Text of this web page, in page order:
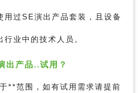
用过SE演出产品套装，且设备
业中的技术人员。
出产品..试用？
**范围，如有试用需求请提前